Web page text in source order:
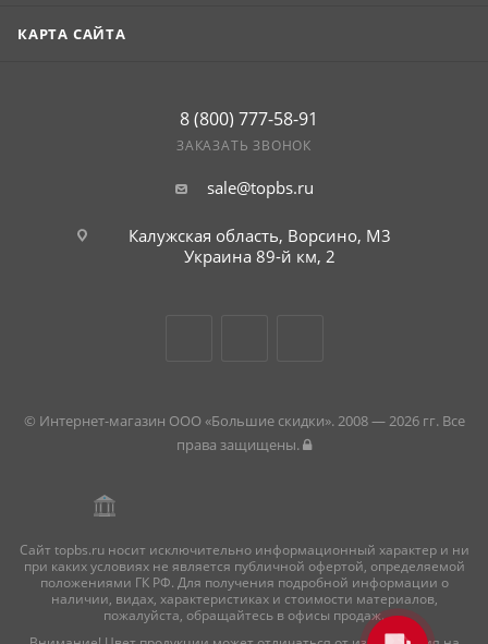
выбором, консультация по
услугам или что-то другое?
КАРТА САЙТА
8 (800) 777-58-91
ЗАКАЗАТЬ ЗВОНОК
sale@topbs.ru
Калужская область, Ворсино, М3
Украина 89-й км, 2
г. Обнинск, Киевское шоссе 35,
рынок Строительный плюс
© Интернет-магазин ООО «Большие скидки». 2008 — 2026 гг. Все
права защищены.
Сайт topbs.ru носит исключительно информационный характер и ни
при каких условиях не является публичной офертой, определяемой
положениями ГК РФ. Для получения подробной информации о
наличии, видах, характеристиках и стоимости материалов,
пожалуйста, обращайтесь в офисы продаж.